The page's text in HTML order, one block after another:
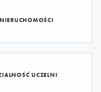
UCZELNI